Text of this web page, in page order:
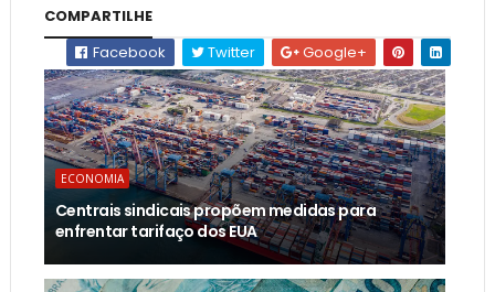
COMPARTILHE
Facebook
Twitter Google+
ECONOMIA
Centrais sindicais propõem medidas para
enfrentar tarifaço dos EUA